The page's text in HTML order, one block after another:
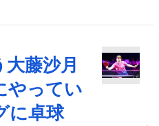
大藤沙月
やってい
に卓球